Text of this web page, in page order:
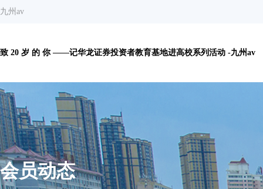
九州av
致 20 岁 的 你 ——记华龙证券投资者教育基地进高校系列活动 -九州av
会员动态